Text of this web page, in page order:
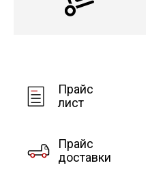
Прайс
лист
Прайс
доставки